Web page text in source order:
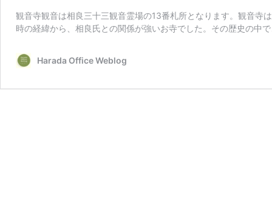
観音寺観音は相良三十三観音霊場の13番札所となります。観音寺
時の経緯から、相良氏との関係が強いお寺でした。その歴史の中
Harada Office Weblog